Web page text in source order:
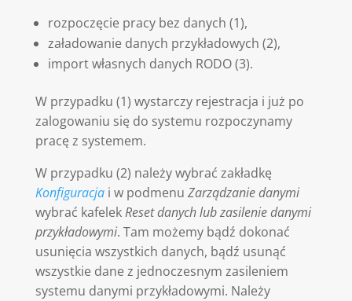
rozpoczęcie pracy bez danych (1),
załadowanie danych przykładowych (2),
import własnych danych RODO (3).
W przypadku (1) wystarczy rejestracja i już po
zalogowaniu się do systemu rozpoczynamy
pracę z systemem.
W przypadku (2) należy wybrać zakładkę
Konfiguracjai w podmenu Zarządzaniedanymi
wybrać kafelekReset danych lub zasilenie danymi
przykładowymi. Tam możemy bądź dokonać
usunięcia wszystkich danych, bądź usunąć
wszystkie dane z jednoczesnym zasileniem
systemu danymi przykładowymi. Należy